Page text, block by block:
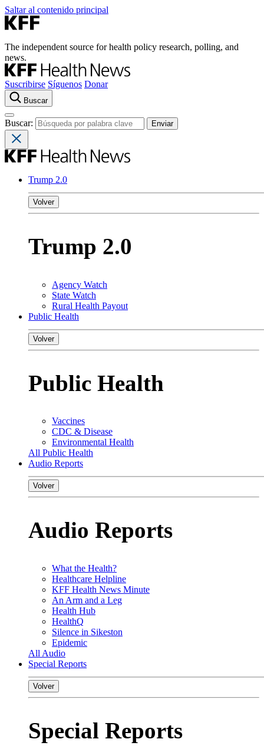
Saltar al contenido principal
The independent source for health policy research, polling, and
news.
Suscribirse Síguenos Donar
Buscar
Buscar:
Trump 2.0
Volver
Trump 2.0
Agency Watch
State Watch
Rural Health Payout
Public Health
Volver
Public Health
Vaccines
CDC & Disease
Environmental Health
All Public Health
Audio Reports
Volver
Audio Reports
What the Health?
Healthcare Helpline
KFF Health News Minute
An Arm and a Leg
Health Hub
HealthQ
Silence in Sikeston
Epidemic
All Audio
Special Reports
Volver
Special Reports